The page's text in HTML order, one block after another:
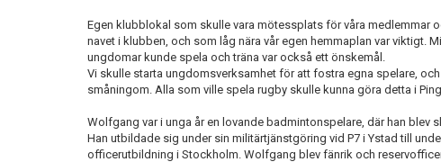
Egen klubblokal som skulle vara mötessplats för våra medlemmar
navet i klubben, och som låg nära vår egen hemmaplan var viktigt.
ungdomar kunde spela och träna var också ett önskemål.
Vi skulle starta ungdomsverksamhet för att fostra egna spelare,
småningom. Alla som ville spela rugby skulle kunna göra detta i
Wolfgang var i unga år en lovande badmintonspelare, där han blev
Han utbildade sig under sin militärtjänstgöring vid P7 i Ystad till
officerutbildning i Stockholm. Wolfgang blev fänrik och